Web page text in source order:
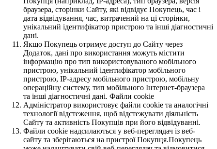
браузера, сторінки Сайту, які відвідує Покупець, час і
дата відвідування, час, витрачений на ці сторінки,
унікальний ідентифікатор пристрою та інші діагностичні
дані.
Якщо Покупець отримує доступ до Сайту через
Додаток, дані про використання можуть містити
інформацію про тип використовуваного мобільного
пристрою, унікальний ідентифікатор мобільного
пристрою, IP-адресу мобільного пристрою, мобільну
операційну систему, тип мобільного Інтернет-браузера
та інші діагностичні дані. Файли cookie
Адміністратор використовує файли cookie та аналогічні
технології відстеження, щоб відстежувати діяльність
Сайту та активність Покупців при його відвідуванні.
Файли cookie надсилаються у веб-переглядач із веб-
сайту та зберігаються на пристрої Покупця.Покупець